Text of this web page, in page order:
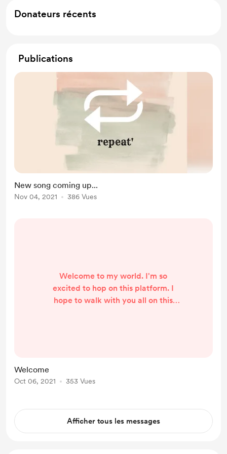
Donateurs récents
Publications
New song coming up...
Nov 04, 2021 386 Vues
Welcome to my world. I'm so
excited to hop on this platform. I
hope to walk with you all on this
Welcome
Oct 06, 2021 353 Vues
Afficher tous les messages